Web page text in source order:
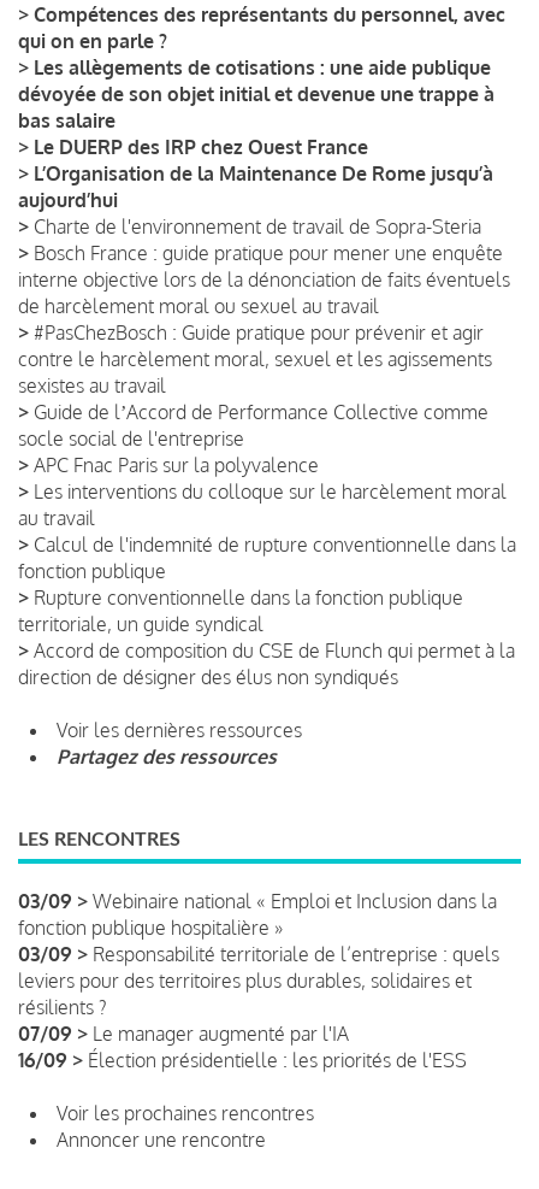
> Compétences des représentants du personnel, avec
qui on en parle ?
> Les allègements de cotisations : une aide publique
dévoyée de son objet initial et devenue une trappe à
bas salaire
> Le DUERP des IRP chez Ouest France
> L’Organisation de la Maintenance De Rome jusqu’à
aujourd’hui
> Charte de l'environnement de travail de Sopra-Steria
> Bosch France : guide pratique pour mener une enquête
interne objective lors de la dénonciation de faits éventuels
de harcèlement moral ou sexuel au travail
> #PasChezBosch : Guide pratique pour prévenir et agir
contre le harcèlement moral, sexuel et les agissements
sexistes au travail
> Guide de lʼAccord de Performance Collective comme
socle social de l'entreprise
> APC Fnac Paris sur la polyvalence
> Les interventions du colloque sur le harcèlement moral
au travail
> Calcul de l'indemnité de rupture conventionnelle dans la
fonction publique
> Rupture conventionnelle dans la fonction publique
territoriale, un guide syndical
> Accord de composition du CSE de Flunch qui permet à la
direction de désigner des élus non syndiqués
Voir les dernières ressources
Partagez des ressources
LES RENCONTRES
03/09 > Webinaire national « Emploi et Inclusion dans la
fonction publique hospitalière »
03/09 > Responsabilité territoriale de l’entreprise : quels
leviers pour des territoires plus durables, solidaires et
résilients ?
07/09 > Le manager augmenté par l'IA
16/09 > Élection présidentielle : les priorités de l'ESS
Voir les prochaines rencontres
Annoncer une rencontre